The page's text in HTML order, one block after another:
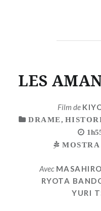
LES
Film de
DRAME,
Avec
RYOTA
YURI